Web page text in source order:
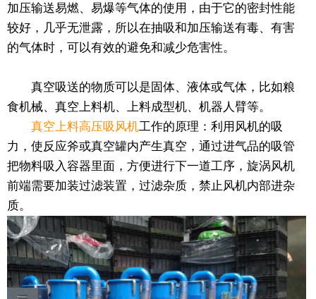
加压输送易燃、易爆等气体的使用，由于它的密封性能
较好，几乎无泄露，所以在抽吸和加压输送有毒、有害
的气体时，可以有效的避免和减少危害性。
真空吸送的物质可以是固体、液体或气体，比如粮
食机械、真空上料机、上料成型机、机器人臂等。
真空上料高压吸风机工作的原理：利用风机的吸
力，使反应斧或真空罐内产生真空，通过进气品的吸管
把物料吸入容器里面，方便进行下一道工序，旋涡风机
前端需要加装过滤装置，过滤杂质，禁止风机内部进杂
质。